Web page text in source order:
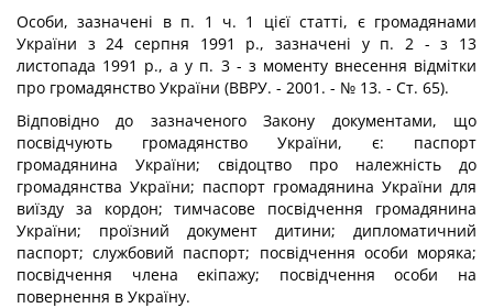
Особи, зазначені в п. 1 ч. 1 цієї статті, є громадянами
України з 24 серпня 1991 р., зазначені у п. 2 - з 13
листопада 1991 р., а у п. 3 - з моменту внесення відмітки
про громадянство України (ВВРУ. - 2001. - № 13. - Ст. 65).
Відповідно до зазначеного Закону документами, що
посвідчують громадянство України, є: паспорт
громадянина України; свідоцтво про належність до
громадянства України; паспорт громадянина України для
виїзду за кордон; тимчасове посвідчення громадянина
України; проїзний документ дитини; дипломатичний
паспорт; службовий паспорт; посвідчення особи моряка;
посвідчення члена екіпажу; посвідчення особи на
повернення в Україну.